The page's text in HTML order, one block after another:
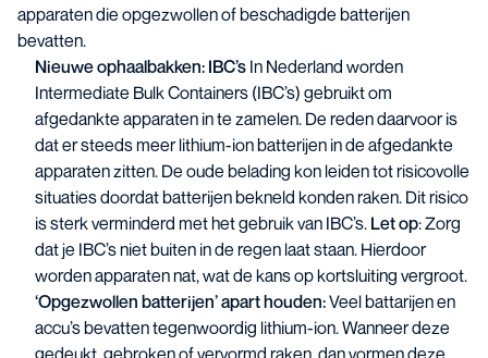
apparaten die opgezwollen of beschadigde batterijen
bevatten.
Nieuwe ophaalbakken: IBC’s In Nederland worden
Intermediate Bulk Containers (IBC’s) gebruikt om
afgedankte apparaten in te zamelen. De reden daarvoor is
dat er steeds meer lithium-ion batterijen in de afgedankte
apparaten zitten. De oude belading kon leiden tot risicovolle
situaties doordat batterijen bekneld konden raken. Dit risico
is sterk verminderd met het gebruik van IBC’s. Let op: Zorg
dat je IBC’s niet buiten in de regen laat staan. Hierdoor
worden apparaten nat, wat de kans op kortsluiting vergroot.
‘Opgezwollen batterijen’ apart houden:Veel battarijen en
accu’s bevatten tegenwoordig lithium-ion. Wanneer deze
gedeukt, gebroken of vervormd raken, dan vormen deze